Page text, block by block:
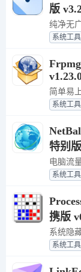
版
纯净无
系统工具
简单易
系统工具
特别
电脑流
系统工具
携版
系统隐
系统工具